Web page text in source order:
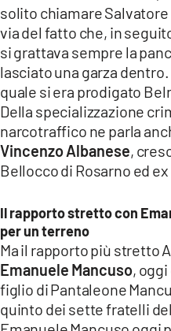
solito chiamare
via del fatto che, in
si grattava sempre la
lasciato una garza
quale si era prodigato
Della specializzazione
narcotraffico ne parla
Vincenzo Albanese,
Bellocco di Rosarno ed
Il rapporto stretto con
per un terreno
Ma il rapporto più stretto
Emanuele Mancuso,
figlio di Pantaleone
quinto dei sette fratelli